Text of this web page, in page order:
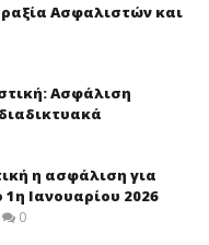
Ασφαλιστών και
Ασφάλιση
η ασφάλιση για
Ιανουαρίου 2026
0